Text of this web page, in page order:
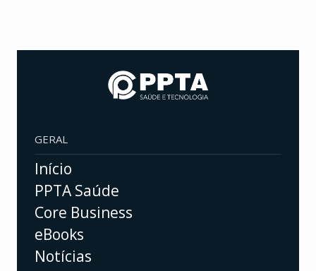
GERAL
Início
PPTA Saúde
Core Business
eBooks
Notícias